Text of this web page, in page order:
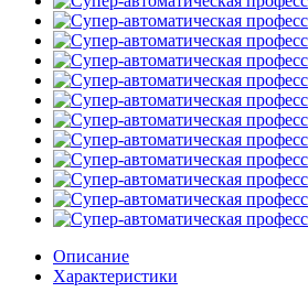
Описание
Характеристики